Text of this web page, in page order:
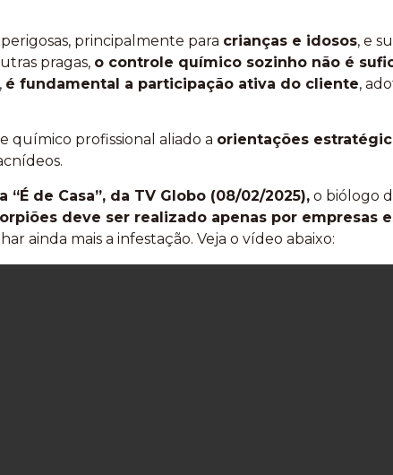
principalmente para crianças e idosos, e
pragas, o controle químico sozinho não é
é fundamental a participação ativa do cliente,
profissional aliado a orientações
de Casa”, da TV Globo (08/02/2025),o biólogo
deve ser realizado apenas por empresas
ainda mais a infestação. Veja o vídeo abaixo: